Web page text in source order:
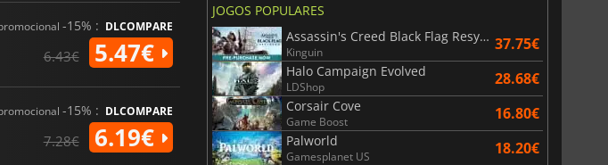
-15% : DLCOMPARE
6.43€ 5.47€
-15% : DLCOMPARE
7.28€ 6.19€
JOGOS POPULARES
Assassin's Creed Black Flag Resynced
Kinguin 37.75€
Halo Campaign Evolved
LDShop 28.68€
Corsair Cove
Game Boost 16.80€
Palworld
Gamesplanet US 18.20€